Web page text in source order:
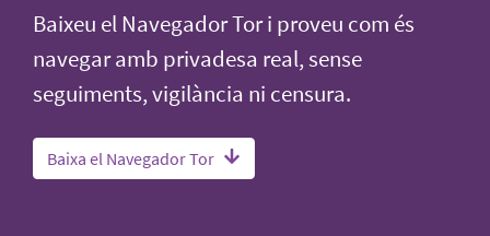
Baixeu el Navegador Tor i proveu com és
navegar amb privadesa real, sense
seguiments, vigilància ni censura.
Baixa el Navegador Tor